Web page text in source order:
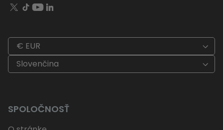
€ EUR
Slovenčina
SPOLOČNOSŤ